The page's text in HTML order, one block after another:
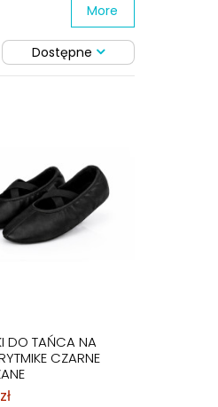
More
Dostępne
DO TAŃCA NA
CZARNE